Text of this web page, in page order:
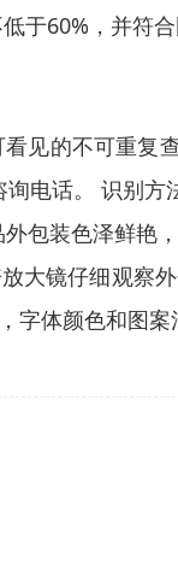
于60%，并符
见的不可重
电话。 识别
包装色泽鲜
镜仔细观察
体颜色和图